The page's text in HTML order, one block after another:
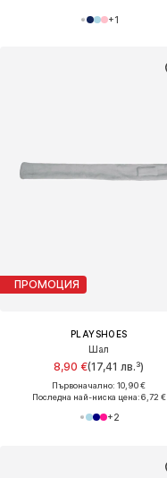
+1
ПРОМОЦИЯ
PLAYSHOES
Шал
8,90 €(17,41 лв.³)
Първоначално: 10,90 €
Последна най-ниска цена:6,72 €
+2